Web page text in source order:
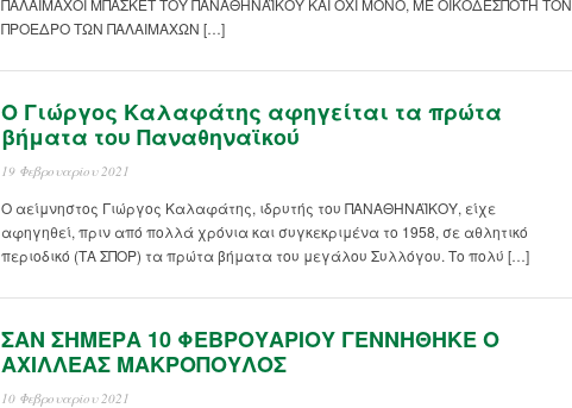
ΠΑΛΑΙΜΑΧΟΙ ΜΠΑΣΚΕΤ ΤΟΥ ΠΑΝΑΘΗΝΑΪΚΟΥ ΚΑΙ ΟΧΙ ΜΟΝΟ, ΜΕ ΟΙΚΟΔΕΣΠΟΤΗ ΤΟΝ
ΠΡΟΕΔΡΟ ΤΩΝ ΠΑΛΑΙΜΑΧΩΝ […]
Ο Γιώργος Καλαφάτης αφηγείται τα πρώτα
βήματα του Παναθηναϊκού
19 Φεβρουαρίου 2021
Ο αείμνηστος Γιώργος Καλαφάτης, ιδρυτής του ΠΑΝΑΘΗΝΑΪΚΟΥ, είχε
αφηγηθεί, πριν από πολλά χρόνια και συγκεκριμένα το 1958, σε αθλητικό
περιοδικό (ΤΑ ΣΠΟΡ) τα πρώτα βήματα του μεγάλου Συλλόγου. Το πολύ […]
ΣΑΝ ΣΗΜΕΡΑ 10 ΦΕΒΡΟΥΑΡΙΟΥ ΓΕΝΝΗΘΗΚΕ Ο
ΑΧΙΛΛΕΑΣ ΜΑΚΡΟΠΟΥΛΟΣ
10 Φεβρουαρίου 2021